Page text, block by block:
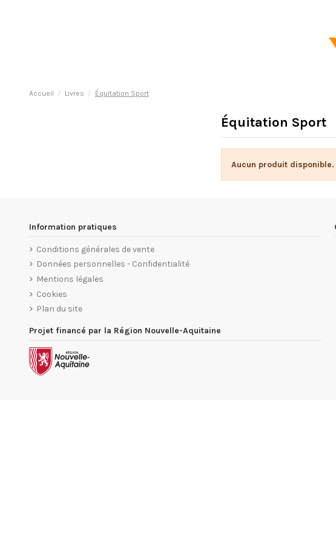
Accueil Livres Équitation Sport
Équitation Sport
Aucun produit disponible.
Information pratiques
Conditions générales de vente
Données personnelles - Confidentialité
Mentions légales
Cookies
Plan du site
Projet financé par la Région Nouvelle-Aquitaine